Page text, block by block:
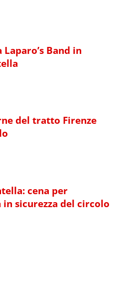
Band in
del tratto Firenze
cena per
sicurezza del circolo